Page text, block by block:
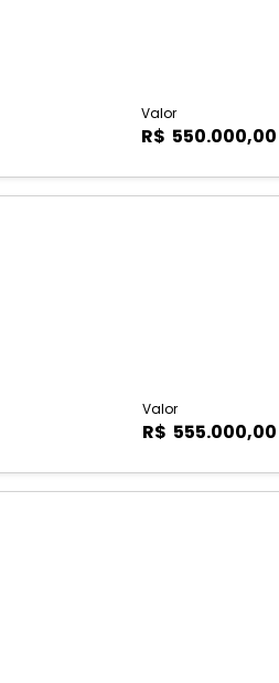
Valor
R$ 550.000,00
Valor
R$ 555.000,00